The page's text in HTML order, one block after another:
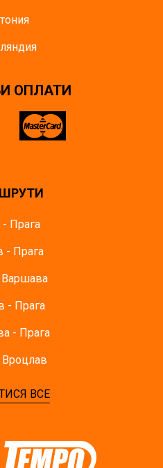
ОПЛАТИ
- Прага
- Прага
Варшава
- Прага
- Прага
Вроцлав
ВСЕ